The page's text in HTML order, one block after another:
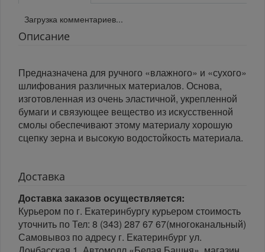
Загрузка комментариев...
Описание
Предназначена для ручного «влажного» и «сухого»
шлифования различных материалов. Основа,
изготовленная из очень эластичной, укрепленной
бумаги и связующее вещество из искусственной
смолы обеспечивают этому материалу хорошую
сцепку зерна и высокую водостойкость материала.
Доставка
Доставка заказов осуществляется:
Курьером по г. Екатеринбургу курьером стоимость
уточнить по Тел: 8 (343) 287 67 67(многоканальный)
Самовывоз по адресу г. Екатеринбург ул.